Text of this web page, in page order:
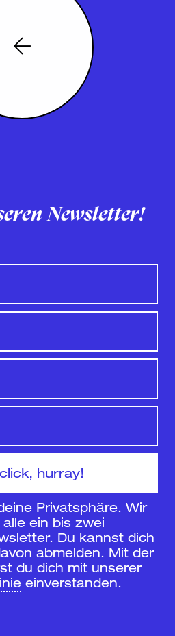
Newsletter!
Privatsphäre. Wir
ein bis zwei
Du kannst dich
abmelden. Mit der
du dich mit unserer
einverstanden.